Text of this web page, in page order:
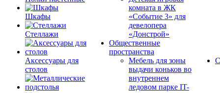
Шкафы
Стеллажи
Аксессуары для
столов
комната в ЖК
«Событие 3» для
девелопера
«Донстрой»
Общественные
пространства
Мебель для зоны
выдачи коньков во
внутреннем
ледовом парке IT-